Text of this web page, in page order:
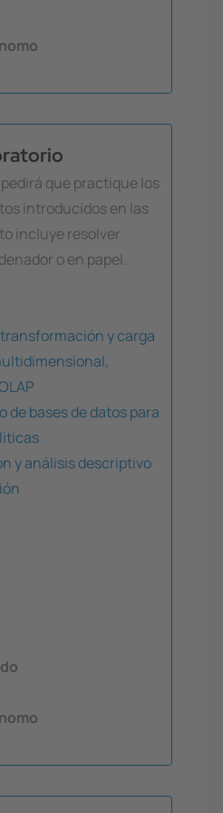
que practique los
introducidos en las
incluye resolver
o en papel.
y carga
de bases de datos para
y análisis descriptivo